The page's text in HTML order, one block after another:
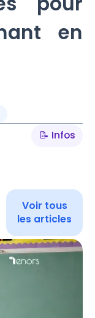
en
📝 Infos
Voir tous
les articles